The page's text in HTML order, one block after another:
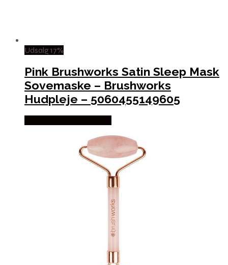
Udsalg 17%
Pink Brushworks Satin Sleep Mask
Sovemaske – Brushworks
Hudpleje – 5060455149605